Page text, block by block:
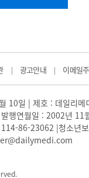
| 광고안내 | 이메일
10일 | 제호 : 데일리메
행연월일 : 2002년 11
86-23062 |청소년보